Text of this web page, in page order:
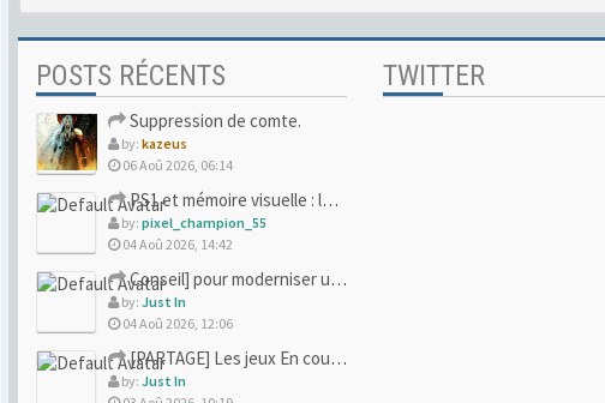
POSTS RÉCENTS
Suppression de comte.
by: kazeus
06 Aoû 2026, 06:14
PS1 et mémoire visuelle : le jeu qui vous a soufflé la premi
by: pixel_champion_55
04 Aoû 2026, 14:42
Conseil] pour moderniser un site (un peu trop) rétro
by: Just In
04 Aoû 2026, 12:06
[PARTAGE] Les jeux En cours/Terminés
by: Just In
TWITTER